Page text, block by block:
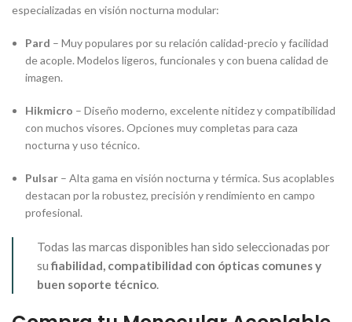
especializadas en visión nocturna modular:
Pard – Muy populares por su relación calidad-precio y facilidad
de acople. Modelos ligeros, funcionales y con buena calidad de
imagen.
Hikmicro – Diseño moderno, excelente nitidez y compatibilidad
con muchos visores. Opciones muy completas para caza
nocturna y uso técnico.
Pulsar – Alta gama en visión nocturna y térmica. Sus acoplables
destacan por la robustez, precisión y rendimiento en campo
profesional.
Todas las marcas disponibles han sido seleccionadas por
sufiabilidad, compatibilidad con ópticas comunes y
buen soporte técnico.